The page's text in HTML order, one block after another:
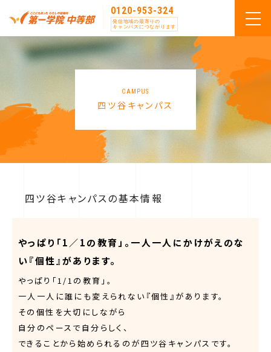
0120-953-324
発信地域の最寄りの
キャンパスにつながります
CAMPUS
四ツ谷キャンパス
四ツ谷キャンパスの基本情報
やっぱり「1／1の教育」。一人一人にかけがえのな
い『個性』があります。
やっぱり「1/1の教育」。
一人一人に誰にも変えられない『個性』があります。
その個性を大切にしながら
自分のペースで自分らしく、
できることから始められるのが四ツ谷キャンパスです。